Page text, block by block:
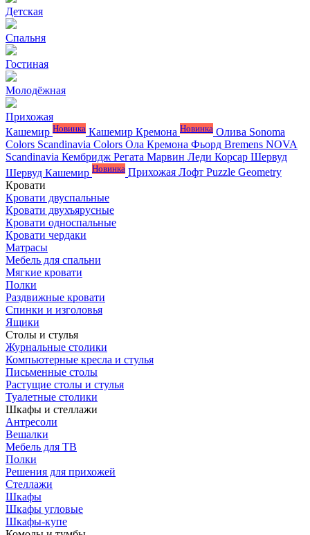
Детская
Спальня
Гостиная
Молодёжная
Прихожая
Кашемир Новинка Кашемир Кремона Новинка Олива Sonoma
Colors Scandinavia Colors Ола Кремона Фьорд Bremens NOVA
Scandinavia Кембридж Регата Марвин Леди Корсар Шервуд
Шервуд Кашемир Новинка Прихожая Лофт Puzzle Geometry
Кровати
Кровати двуспальные
Кровати двухъярусные
Кровати односпальные
Кровати чердаки
Матрасы
Мебель для спальни
Мягкие кровати
Полки
Раздвижные кровати
Спинки и изголовья
Ящики
Столы и стулья
Журнальные столики
Компьютерные кресла и стулья
Письменные столы
Растущие столы и стулья
Туалетные столики
Шкафы и стеллажи
Антресоли
Вешалки
Мебель для ТВ
Полки
Решения для прихожей
Стеллажи
Шкафы
Шкафы угловые
Шкафы-купе